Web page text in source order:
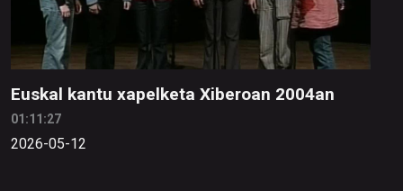
Euskal kantu xapelketa Xiberoan 2004an
01:11:27
2026-05-12